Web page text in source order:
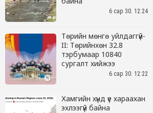
6 сар 30. 12:24
Төрийн мөнгө уйлдаггүй-
II: Төрийнхөн 32.8
тэрбумаар 10840
сургалт хийжээ
6 сар 30. 12:22
Хамгийн хүнд үе хараахан
эхлээгүй байна